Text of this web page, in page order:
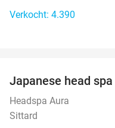
Verkocht: 4.390
Japanese head
Headspa Aura
Sittard